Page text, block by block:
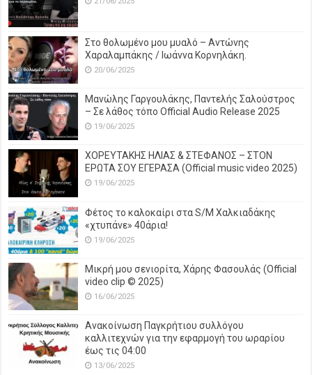
Στο θολωμένο μου μυαλό – Αντώνης
Χαραλαμπάκης / Ιωάννα Κορνηλάκη.
20/06/2025
Μανώλης Γαργουλάκης, Παντελής Σαλούστρος
– Σε λάθος τόπο Official Audio Release 2025
19/06/2025
ΧΟΡΕΥΤΑΚΗΣ ΗΛΙΑΣ & ΣΤΕΦΑΝΟΣ – ΣΤΟΝ
ΕΡΩΤΑ ΣΟΥ ΕΓΕΡΑΣΑ (Official music video 2025)
19/06/2025
Φέτος το καλοκαίρι στα S/M Χαλκιαδάκης
«χτυπάνε» 40άρια!
19/06/2025
Μικρή μου σενιορίτα, Χάρης Φασουλάς (Official
video clip © 2025)
16/06/2025
Ανακοίνωση Παγκρήτιου συλλόγου
καλλιτεχνών για την εφαρμογή του ωραρίου
έως τις 04:00
13/06/2025